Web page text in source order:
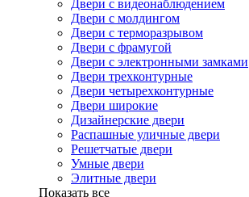
Двери с видеонаблюдением
Двери с молдингом
Двери с терморазрывом
Двери с фрамугой
Двери с электронными замками
Двери трехконтурные
Двери четырехконтурные
Двери широкие
Дизайнерские двери
Распашные уличные двери
Решетчатые двери
Умные двери
Элитные двери
Показать все